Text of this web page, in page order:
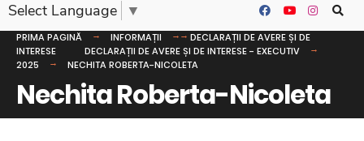
Select Language ▼
PRIMA PAGINĂ INFORMAȚII
DECLARAȚII DE AVERE ȘI DE
INTERESE
DECLARAȚII DE AVERE ȘI DE INTERESE - EXECUTIV
2025
NECHITA ROBERTA-NICOLETA
Nechita Roberta-Nicoleta